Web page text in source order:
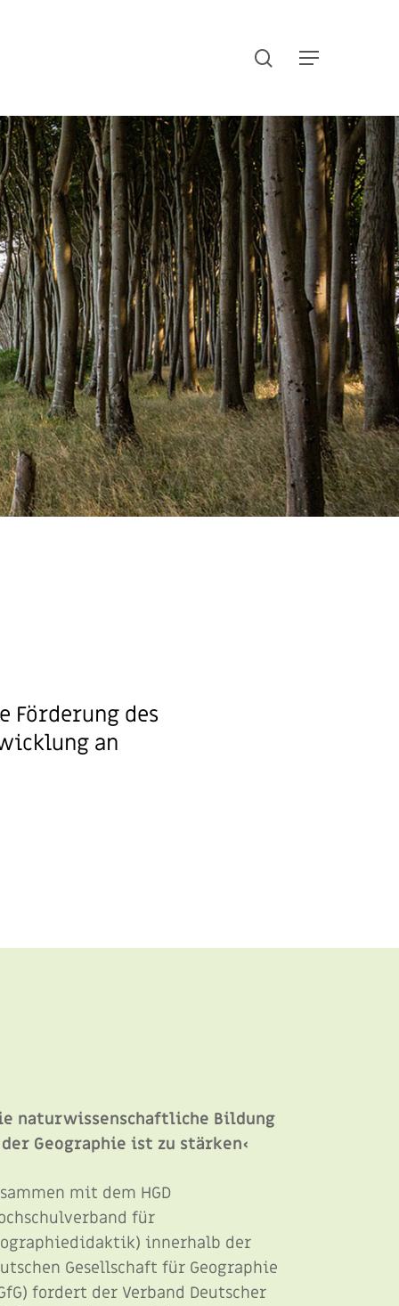
Menu
search
Förderung des
an
natur­wissenschaftliche Bildung
Geographie ist zu stärken‹
mit dem HGD
für
innerhalb der
Gesellschaft für Geographie
fordert der Verband Deutscher